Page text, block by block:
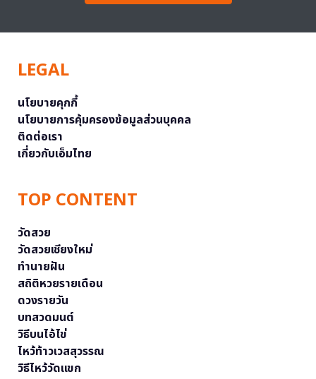
LEGAL
นโยบายคุกกี้
นโยบายการคุ้มครองข้อมูลส่วนบุคคล
ติดต่อเรา
เกี่ยวกับเอ็มไทย
TOP CONTENT
วัดสวย
วัดสวยเชียงใหม่
ทำนายฝัน
สถิติหวยรายเดือน
ดวงรายวัน
บทสวดมนต์
วิธีบนไอ้ไข่
ไหว้ท้าวเวสสุวรรณ
วิธีไหว้วัดแขก